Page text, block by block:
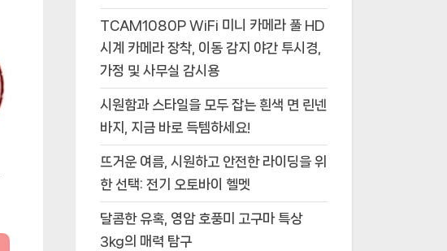
TCAM1080P WiFi 미니 카메라 풀 HD
시계 카메라 장착, 이동 감지 야간 투시경,
가정 및 사무실 감시용
시원함과 스타일을 모두 잡는 흰색 면 린넨
바지, 지금 바로 득템하세요!
뜨거운 여름, 시원하고 안전한 라이딩을 위
한 선택: 전기 오토바이 헬멧
달콤한 유혹, 영암 호풍미 고구마 특상
3kg의 매력 탐구